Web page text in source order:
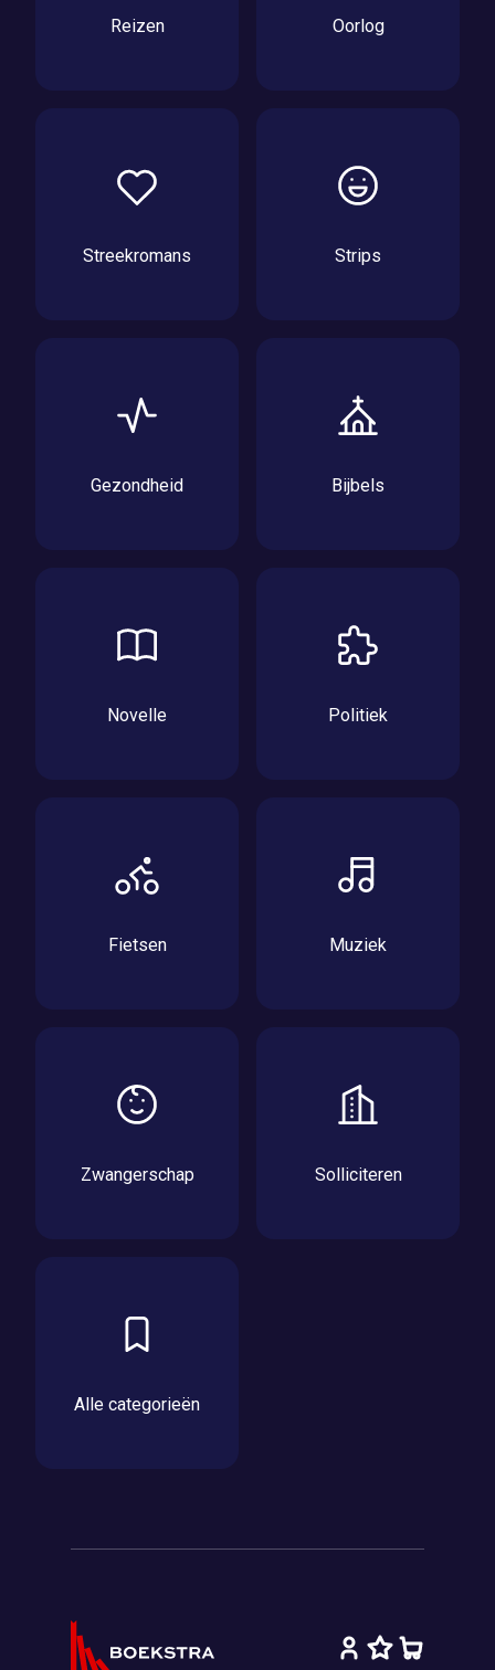
Reizen Oorlog
Streekromans Strips
Gezondheid Bijbels
Novelle Politiek
Fietsen Muziek
Zwangerschap Solliciteren
Alle categorieën